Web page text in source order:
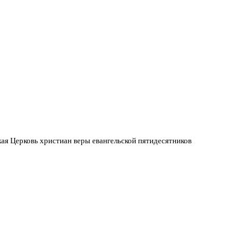
Церковь христиан веры евангельской пятидесятников